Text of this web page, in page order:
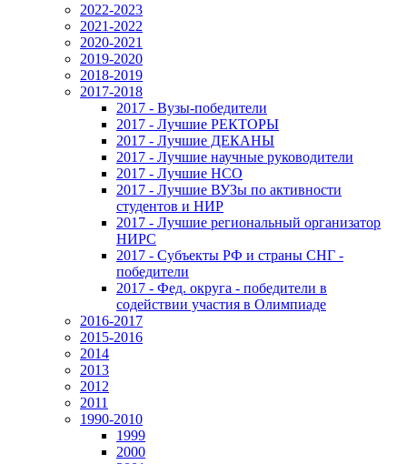
2022-2023
2021-2022
2020-2021
2019-2020
2018-2019
2017-2018
2017 - Вузы-победители
2017 - Лучшие РЕКТОРЫ
2017 - Лучшие ДЕКАНЫ
2017 - Лучшие научные руководители
2017 - Лучшие НСО
2017 - Лучшие ВУЗы по активности
студентов и НИР
2017 - Лучшие региональный организатор
НИРС
2017 - Субъекты РФ и страны СНГ -
победители
2017 - Фед. округа - победители в
содействии участия в Олимпиаде
2016-2017
2015-2016
2014
2013
2012
2011
1990-2010
1999
2000